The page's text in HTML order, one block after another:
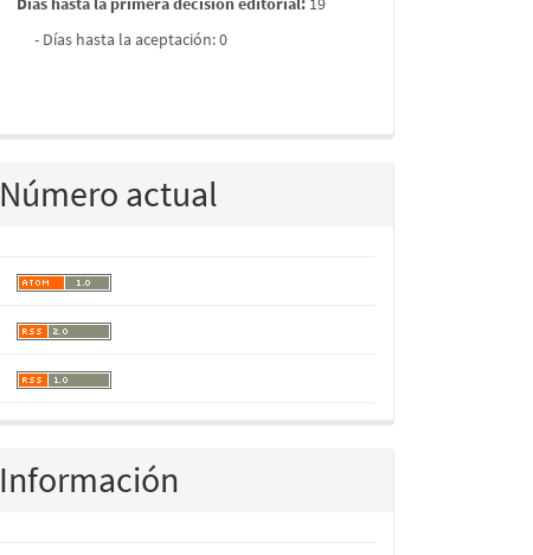
- Días hasta la aceptación: 0
Número actual
Información